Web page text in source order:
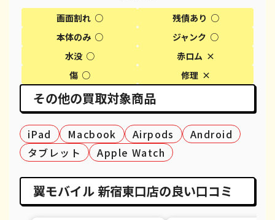
iPhone XS Max
iPhone X
iPhone 8 Plus
iPhone 8
iPhone 7
iPhone 7 Plus
都度見積(非公開)
都度見積(非公開)
都度見積(非公開)
都度見積(非公開)
都度見積(非公開)
都度見積(非公開)
¥26,100
¥14,100
¥9,100
¥12,100
画面割れ ○
残債あり ○
本体のみ ○
ジャンク ○
水没 ○
赤ロム ×
傷 ○
修理 ×
その他の買取対象商品
iPad Macbook Airpods
Android
タブレット
Apple Watch
翼モバイル 新宿東口店の良い口コミ